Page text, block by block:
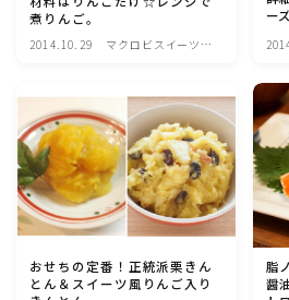
麺料理(パスタ・うどん・そうめん
ハム・ベーコン・ソーセー・・スパ
豆腐・厚揚げ・油揚げ・納豆・豆
缶詰料理(ツナ・サバ・いわし・ホ
煮りんご。
2014.10.29
マクロビスイーツ・
ー
おせちの定番！正統派栗きん
とん＆スイーツ風りんご入り
脂
醤